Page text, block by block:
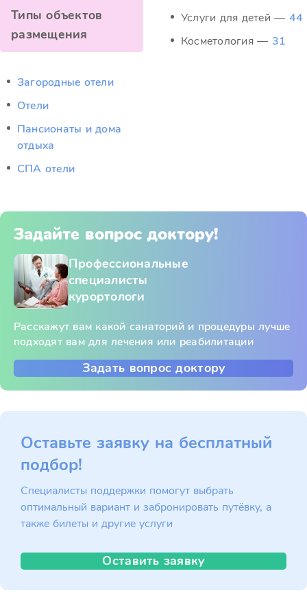
Типы объектов
размещения
Загородные отели
Отели
Пансионаты и дома
отдыха
СПА отели
Услуги для детей — 44
Косметология — 31
Задайте вопрос доктору!
Профессиональные
специалисты
курортологи
Расскажут вам какой санаторий и процедуры лучше
подходят вам для лечения или реабилитации
Задать вопрос доктору
Оставьте заявку на бесплатный
подбор!
Специалисты поддержки помогут выбрать
оптимальный вариант и забронировать путёвку, а
также билеты и другие услуги
Оставить заявку